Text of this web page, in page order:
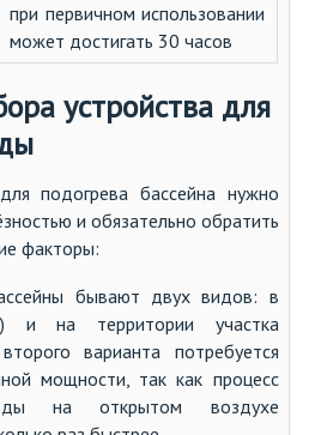
при первичном использовании
может достигать 30 часов
устройства для
подогрева бассейна нужно
и обязательно обратить
факторы:
бывают двух видов: в
и на территории участка
варианта потребуется
мощности, так как процесс
на открытом воздухе